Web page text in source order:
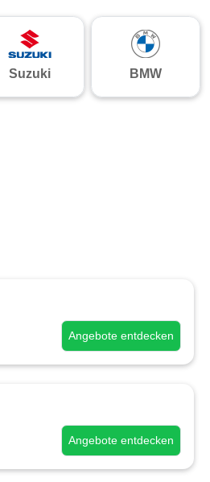
Suzuki BMW
Angebote entdecken
Angebote entdecken